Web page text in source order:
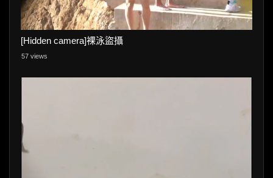
[Hidden camera]裸泳盜攝
57 views